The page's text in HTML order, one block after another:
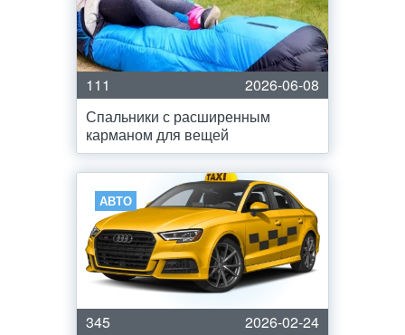
111
2026-06-08
Спальники с расширенным
карманом для вещей
АВТО
345
2026-02-24